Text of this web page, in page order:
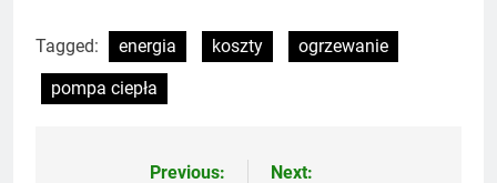
Tagged: energia koszty
ogrzewanie
pompa ciepła
Previous:
Next: